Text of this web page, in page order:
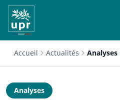
Accueil Actualités Analyses
Analyses